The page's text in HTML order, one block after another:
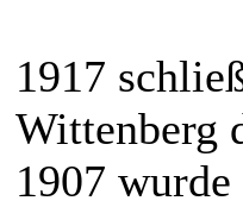
1917
Wittenberg
1907